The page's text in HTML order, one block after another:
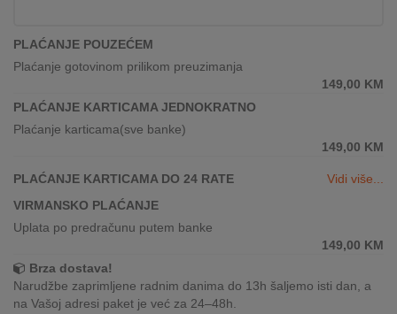
KATALOZI
KAKO
IZ
OZNAKE
UČINKOVITOSTI
DIGITALIS
PLAĆANJE POUZEĆEM
Plaćanje gotovinom prilikom preuzimanja
149,00 KM
PLAĆANJE KARTICAMA JEDNOKRATNO
Plaćanje karticama(sve banke)
149,00 KM
PLAĆANJE KARTICAMA DO 24 RATE
Vidi više...
VIRMANSKO PLAĆANJE
Uplata po predračunu putem banke
149,00 KM
Brza dostava!
Narudžbe zaprimljene radnim danima do 13h šaljemo isti dan, a
na Vašoj adresi paket je već za 24–48h.